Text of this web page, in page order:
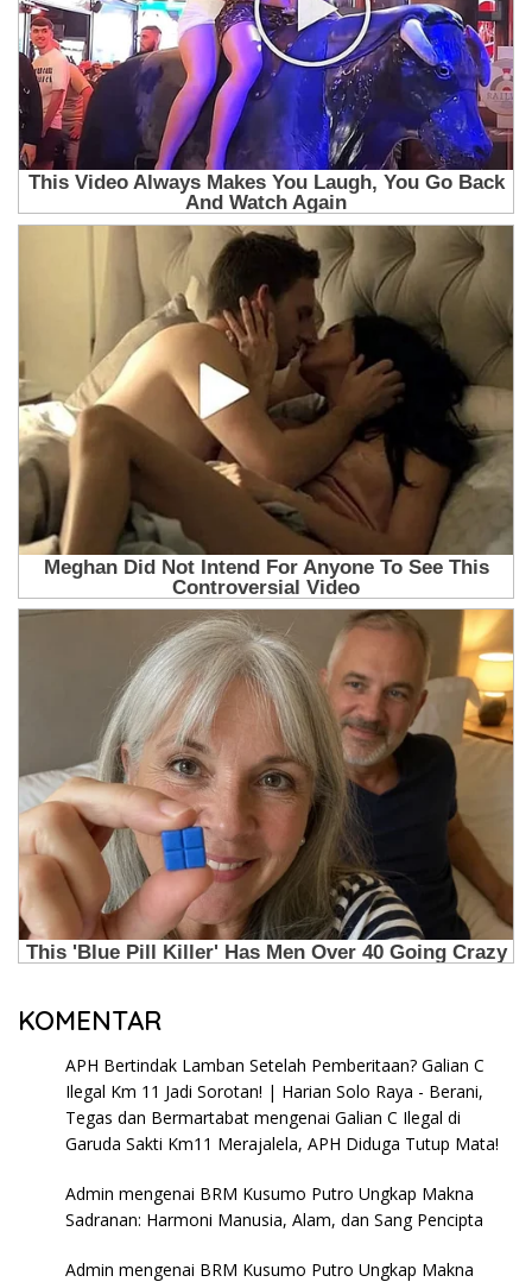
KOMENTAR
APH Bertindak Lamban Setelah Pemberitaan? Galian C
Ilegal Km 11 Jadi Sorotan! | Harian Solo Raya - Berani,
Tegas dan Bermartabat mengenai Galian C Ilegal di
Garuda Sakti Km11 Merajalela, APH Diduga Tutup Mata!
Admin mengenai BRM Kusumo Putro Ungkap Makna
Sadranan: Harmoni Manusia, Alam, dan Sang Pencipta
Admin mengenai BRM Kusumo Putro Ungkap Makna